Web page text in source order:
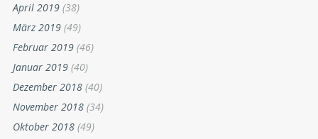
April 2019 (38)
März 2019 (49)
Februar 2019 (46)
Januar 2019 (40)
Dezember 2018 (40)
November 2018 (34)
Oktober 2018 (49)